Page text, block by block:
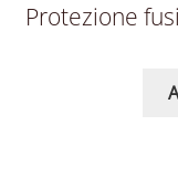
Protezione